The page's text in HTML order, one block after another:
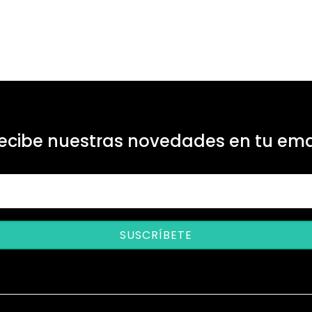
nuestras novedades en tu
SUSCRÍBETE